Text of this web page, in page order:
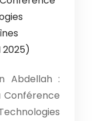
2025)
Abdellah :
Conférence